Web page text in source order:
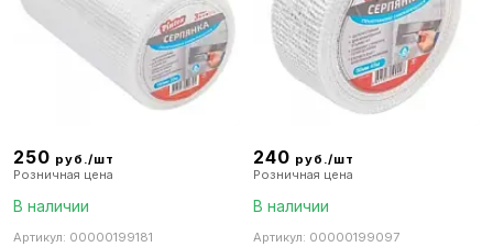
250 руб./шт
Розничная цена
В наличии
Артикул: 00000199181
240 руб./шт
Розничная цена
В наличии
Артикул: 00000199097